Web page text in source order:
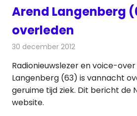
Arend Langenberg
overleden
30 december 2012
Radionieuwslezer en voice-
Langenberg (63) is vannacht
geruime tijd ziek. Dit bericht de
website.